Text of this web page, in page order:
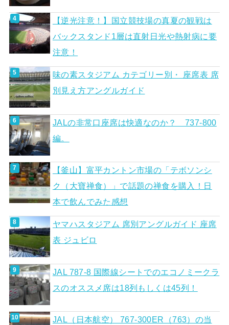
【逆光注意！】国立競技場の真夏の観戦は
バックスタンド1層は直射日光や熱射病に要
注意！
味の素スタジアム カテゴリー別・ 座席表 席
別見え方アングルガイド
JALの非常口座席は快適なのか？ 737-800
編。
【釜山】富平カントン市場の「テボソンシ
ク（大寶禅食）」で話題の禅食を購入！日
本で飲んでみた感想
ヤマハスタジアム 席別アングルガイド 座席
表 ジュビロ
JAL 787-8 国際線シートでのエコノミークラ
スのオススメ席は18列もしくは45列！
JAL（日本航空） 767-300ER（763）の当